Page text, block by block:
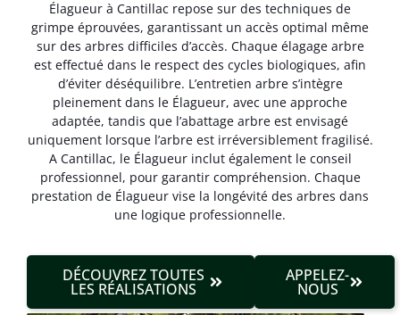
Élagueur à Cantillac repose sur des techniques de
grimpe éprouvées, garantissant un accès optimal même
sur des arbres difficiles d’accès. Chaque élagage arbre
est effectué dans le respect des cycles biologiques, afin
d’éviter déséquilibre. L’entretien arbre s’intègre
pleinement dans le Élagueur, avec une approche
adaptée, tandis que l’abattage arbre est envisagé
uniquement lorsque l’arbre est irréversible­ment fragilisé.
A Cantillac, le Élagueur inclut également le conseil
professionnel, pour garantir compréhension. Chaque
prestation de Élagueur vise la longévité des arbres dans
une logique professionnelle.
DÉCOUVREZ TOUTES
LES RÉALISATIONS
APPELEZ-
NOUS